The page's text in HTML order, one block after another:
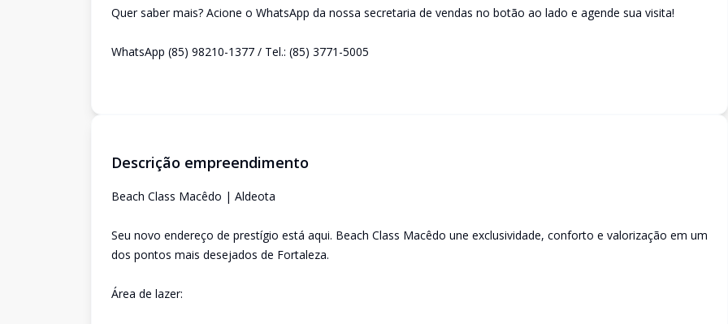
Quer saber mais? Acione o WhatsApp da nossa secretaria de vendas no botão ao lado e agende sua visita!
WhatsApp (85) 98210-1377 / Tel.: (85) 3771-5005
Descrição empreendimento
Beach Class Macêdo | Aldeota
Seu novo endereço de prestígio está aqui. Beach Class Macêdo une exclusividade, conforto e valorização em um
dos pontos mais desejados de Fortaleza.
Área de lazer: